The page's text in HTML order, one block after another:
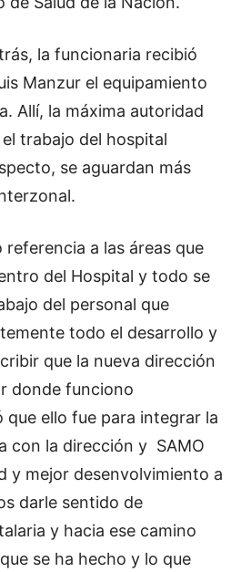
la funcionaria recibió
Manzur el equipamiento
Allí, la máxima autoridad
trabajo del hospital
se aguardan más
a las áreas que
del Hospital y todo se
del personal que
todo el desarrollo y
que la nueva dirección
donde funciono
que ello fue para integrar la
con la dirección y SAMO
y mejor desenvolvimiento a
darle sentido de
y hacia ese camino
se ha hecho y lo que